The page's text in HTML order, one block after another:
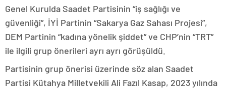
Genel Kurulda Saadet Partisinin “iş sağlığı ve
güvenliği”, İYİ Partinin “Sakarya Gaz Sahası Projesi”,
DEM Partinin “kadına yönelik şiddet” ve CHP’nin “TRT”
ile ilgili grup önerileri ayrı ayrı görüşüldü.
Partisinin grup önerisi üzerinde söz alan Saadet
Partisi Kütahya Milletvekili Ali Fazıl Kasap, 2023 yılında